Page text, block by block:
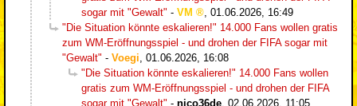
sogar mit "Gewalt" - VM , 01.06.2026, 16:49
"Die Situation könnte eskalieren!" 14.000 Fans wollen gratis
zum WM-Eröffnungsspiel - und drohen der FIFA sogar mit
"Gewalt" - Voegi, 01.06.2026, 16:08
"Die Situation könnte eskalieren!" 14.000 Fans wollen
gratis zum WM-Eröffnungsspiel - und drohen der FIFA
sogar mit "Gewalt" - nico36de, 02.06.2026, 11:05